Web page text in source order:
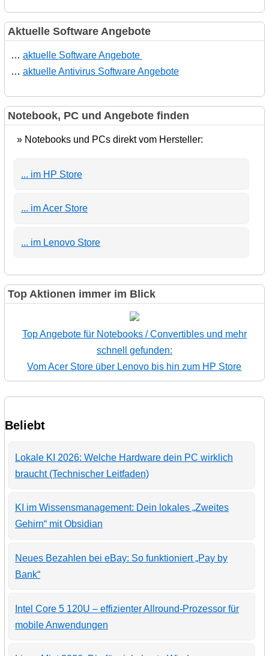
Aktuelle Software Angebote
… aktuelle Software Angebote
… aktuelle Antivirus Software Angebote
Notebook, PC und Angebote finden
» Notebooks und PCs direkt vom Hersteller:
... im HP Store
... im Acer Store
... im Lenovo Store
Top Aktionen immer im Blick
Top Angebote für Notebooks / Convertibles und mehr
schnell gefunden:
Vom Acer Store über Lenovo bis hin zum HP Store
Beliebt
Lokale KI 2026: Welche Hardware dein PC wirklich
braucht (Technischer Leitfaden)
KI im Wissensmanagement: Dein lokales „Zweites
Gehirn“ mit Obsidian
Neues Bezahlen bei eBay: So funktioniert „Pay by
Bank“
Intel Core 5 120U – effizienter Allround-Prozessor für
mobile Anwendungen